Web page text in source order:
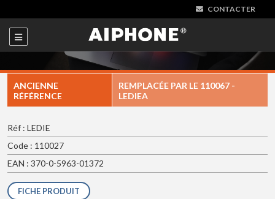
CONTACTER
ANCIENNE
RÉFÉRENCE
REMPLACÉE PAR LE 110067 -
LEDIEA
Réf : LEDIE
Code : 110027
EAN : 370-0-5963-01372
FICHE PRODUIT